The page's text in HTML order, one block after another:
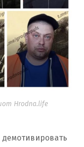
Hrodna.life